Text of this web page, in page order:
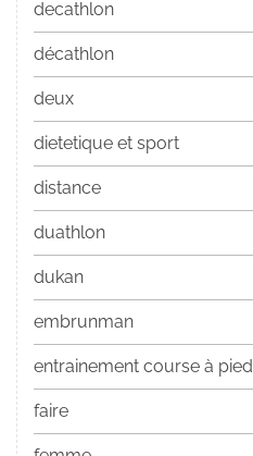
decathlon
décathlon
deux
dietetique et sport
distance
duathlon
dukan
embrunman
entrainement course à pied
faire